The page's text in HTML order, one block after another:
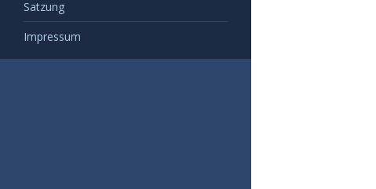
Satzung
Impressum